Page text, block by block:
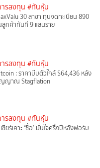
ารลงทุน #ทันหุ้น
30 สาขา ทุนจดทะเบียน 890
กค้าทันที 9 แสนราย
ารลงทุน #ทันหุ้น
: ราคาบีบตัวใกล้ $64,436 หลัง
ญญาณ Stagflation
ารลงทุน #ทันหุ้น
ชียร์เคาะ ‘ซื้อ’ มั่นใจครึ่งปีหลังฟอร์ม